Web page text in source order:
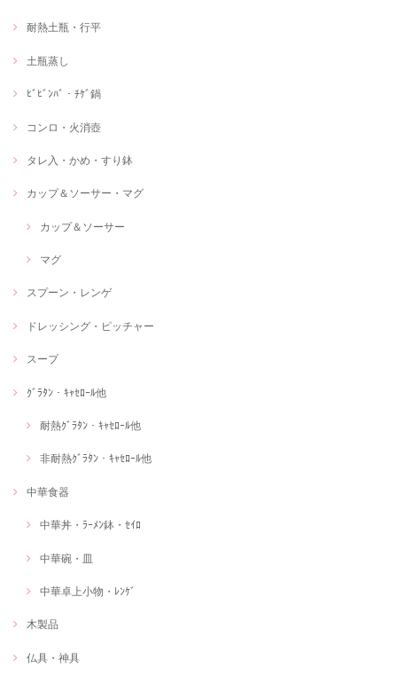
耐熱土瓶・行平
土瓶蒸し
ﾋﾞﾋﾞﾝﾊﾞ・ﾁｹﾞ鍋
コンロ・火消壺
タレ入・かめ・すり鉢
カップ＆ソーサー・マグ
カップ＆ソーサー
マグ
スプーン・レンゲ
ドレッシング・ピッチャー
スープ
ｸﾞﾗﾀﾝ・ｷｬｾﾛｰﾙ他
耐熱ｸﾞﾗﾀﾝ・ｷｬｾﾛｰﾙ他
非耐熱ｸﾞﾗﾀﾝ・ｷｬｾﾛｰﾙ他
中華食器
中華丼・ﾗｰﾒﾝ鉢・ｾｲﾛ
中華碗・皿
中華卓上小物・ﾚﾝｹﾞ
木製品
仏具・神具